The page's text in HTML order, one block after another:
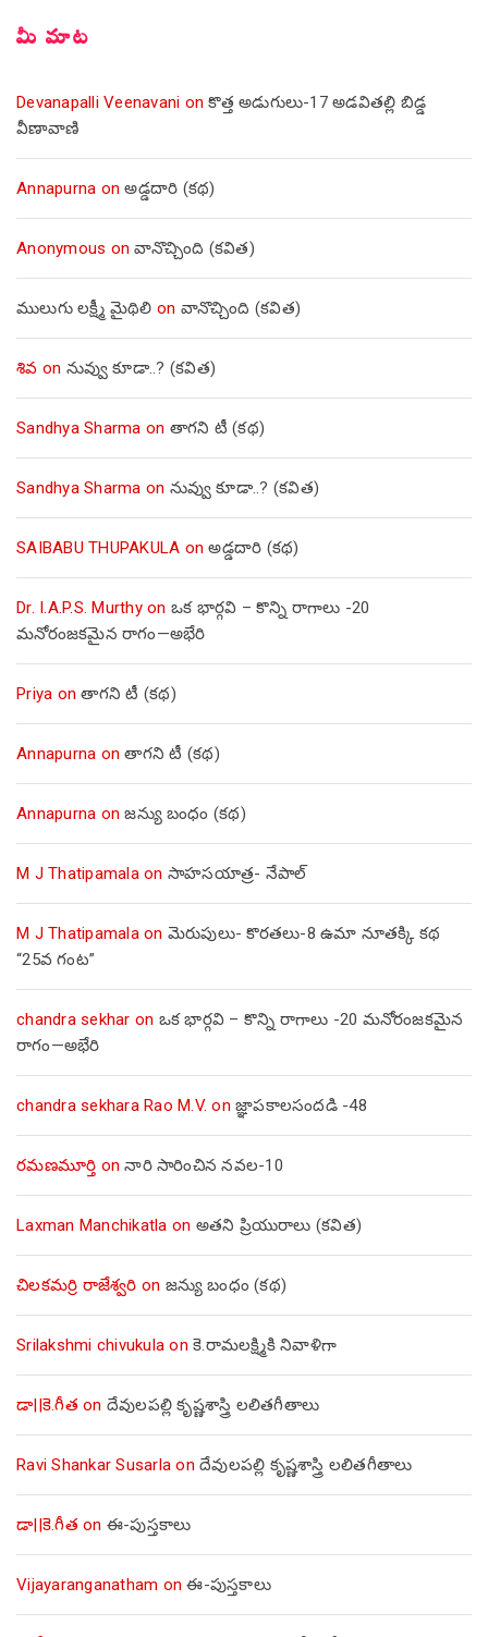
మీ మాట
Devanapalli Veenavani onకొత్త అడుగులు-17 అడవితల్లి బిడ్డ
వీణావాణి
Annapurna onఅడ్డదారి (కథ)
Anonymous onవానొచ్చింది (కవిత)
ములుగు లక్ష్మీ మైథిలి on వానొచ్చింది (కవిత)
శివ on నువ్వు కూడా..? (కవిత)
Sandhya Sharma on తాగని టీ (కథ)
Sandhya Sharma on నువ్వు కూడా..? (కవిత)
SAIBABU THUPAKULA onఅడ్డదారి (కథ)
Dr. I.A.P.S. Murthyon ఒక భార్గవి – కొన్ని రాగాలు -20
మనోరంజకమైన రాగం—అభేరి
Priya onతాగని టీ (కథ)
Annapurna onతాగని టీ (కథ)
Annapurna onజన్యు బంధం (కథ)
M J Thatipamalaon సాహసయాత్ర- నేపాల్‌
M J Thatipamalaon మెరుపులు- కొరతలు-8 ఉమా నూతక్కి కథ
“25వ గంట”
chandra sekhar on ఒక భార్గవి – కొన్ని రాగాలు -20 మనోరంజకమైన
రాగం—అభేరి
chandra sekhara Rao M.V. on జ్ఞాపకాలసందడి -48
రమణమూర్తి onనారి సారించిన నవల-10
Laxman Manchikatla on అతని ప్రియురాలు (కవిత)
చిలకమర్రి రాజేశ్వరి on జన్యు బంధం (కథ)
Srilakshmi chivukula on కె.రామలక్ష్మికి నివాళిగా
డా||కె.గీత on దేవులపల్లి కృష్ణశాస్త్రి లలితగీతాలు
Ravi Shankar Susarla on దేవులపల్లి కృష్ణశాస్త్రి లలితగీతాలు
డా||కె.గీత on ఈ-పుస్తకాలు
Vijayaranganatham onఈ-పుస్తకాలు